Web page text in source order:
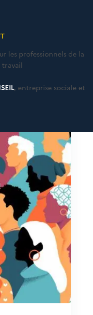
les professionnels de la
travail
, entreprise sociale et